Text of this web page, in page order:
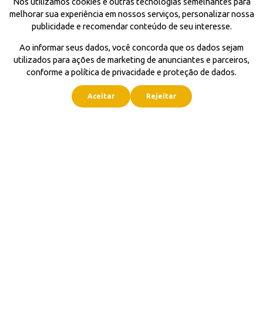
melhorar sua experiência em nossos serviços, personalizar nossa
publicidade e recomendar conteúdo de seu interesse.
Ao informar seus dados, você concorda que os dados sejam
utilizados para ações de marketing de anunciantes e parceiros,
conforme a política de privacidade e proteção de dados.
Aceitar Rejeitar